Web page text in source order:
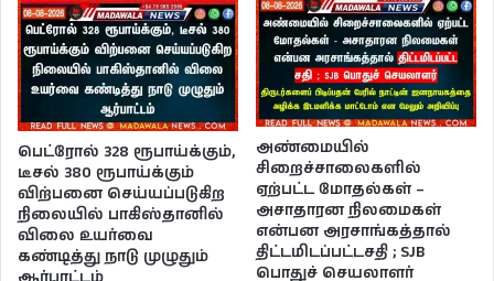
பெட்ரோல் 328 ரூபாய்க்கும்,
டீசல் 380 ரூபாய்க்கும்
விற்பனை செய்யப்படுகிற
நிலையில் பாகிஸ்தானில்
விலை உயர்வை
கண்டித்து நாடு முழுதும்
அண்மையில்
சிறைச்சாலைகளில்
ஏற்பட்ட மோதல்கள் –
அசாதாரன நிலமைகள்
என்பன அரசாங்கத்தால்
திட்டமிடப்பட்டசதி ; SJB
பொதுச் செயலாளர்